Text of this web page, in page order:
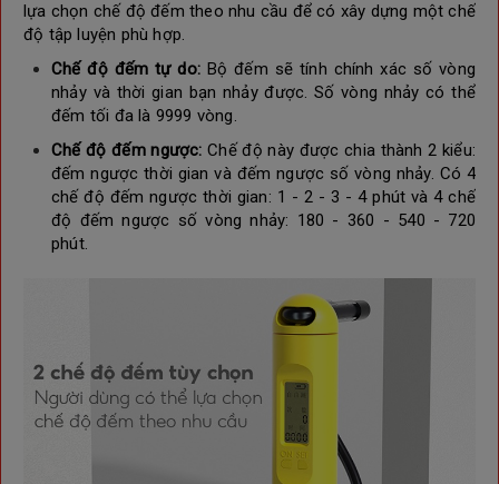
lựa chọn chế độ đếm theo nhu cầu để có xây dựng một chế
độ tập luyện phù hợp.
Chế độ đếm tự do: Bộ đếm sẽ tính chính xác số vòng
nhảy và thời gian bạn nhảy được. Số vòng nhảy có thể
đếm tối đa là 9999 vòng.
Chế độ đếm ngược: Chế độ này được chia thành 2 kiểu:
đếm ngược thời gian và đếm ngược số vòng nhảy. Có 4
chế độ đếm ngược thời gian: 1 - 2 - 3 - 4 phút và 4 chế
độ đếm ngược số vòng nhảy: 180 - 360 - 540 - 720
phút.